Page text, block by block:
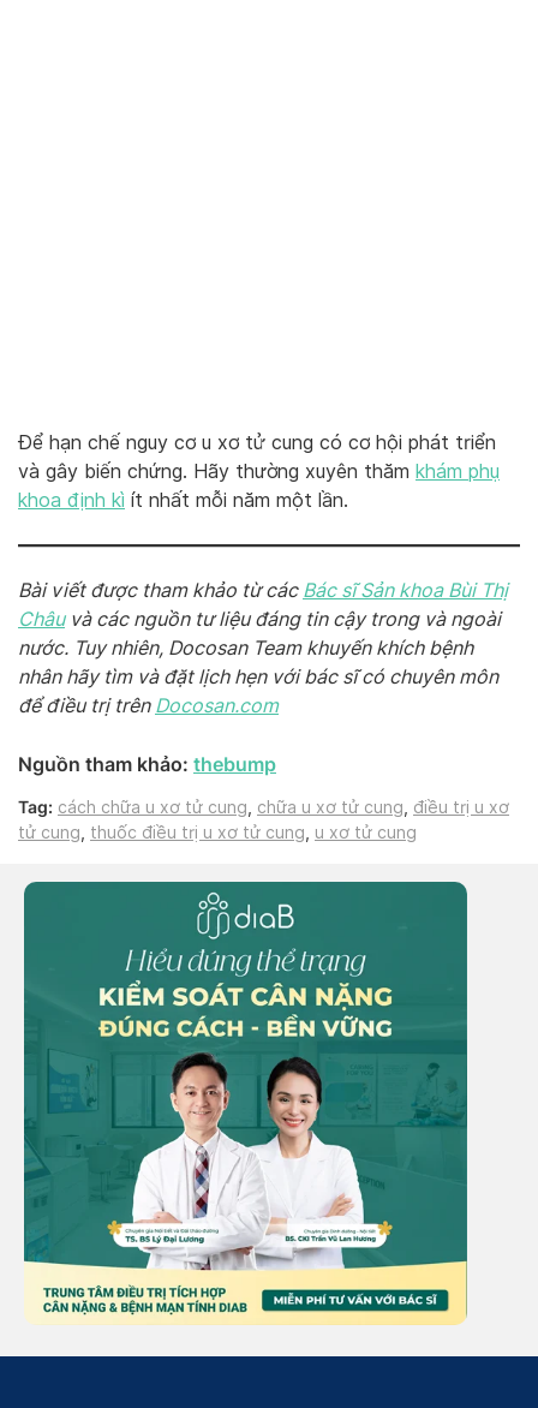
Để hạn chế nguy cơ u xơ tử cung có cơ hội phát triển
và gây biến chứng. Hãy thường xuyên thăm khám phụ
khoa định kì ít nhất mỗi năm một lần.
Bài viết được tham khảo từ các Bác sĩ Sản khoa Bùi Thị
Châuvà các nguồn tư liệu đáng tin cậy trong và ngoài
nước. Tuy nhiên, Docosan Team khuyến khích bệnh
nhân hãy tìm và đặt lịch hẹn với bác sĩ có chuyên môn
để điều trị trên Docosan.com
Nguồn tham khảo: thebump
Tag: cách chữa u xơ tử cung chữa u xơ tử cung
điều trị u xơ
tử cung
thuốc điều trị u xơ tử cung u xơ tử cung